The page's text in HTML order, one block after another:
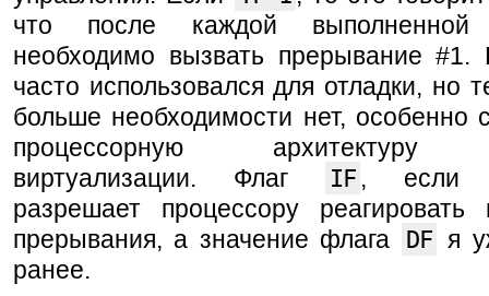
что после каждой выполненной
необходимо вызвать прерывание #1.
часто использовался для отладки, но
больше необходимости нет, особенно
процессорную архитектуру
виртуализации. Флаг
IF , если
разрешает процессору
прерывания, а значение флага
DF я
ранее.